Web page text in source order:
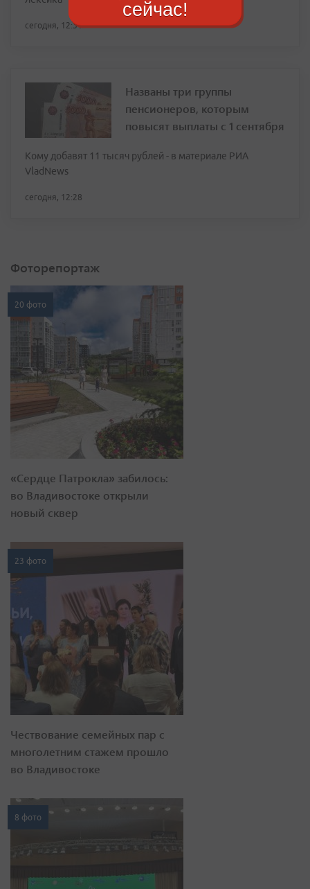
сегодня, 12:31
Названы три группы
пенсионеров, которым
повысят выплаты с 1 сентября
Кому добавят 11 тысяч рублей - в материале РИА
VladNews
сегодня, 12:28
Фоторепортаж
20 фото
«Сердце Патрокла» забилось:
во Владивостоке открыли
новый сквер
23 фото
Чествование семейных пар с
многолетним стажем прошло
во Владивостоке
8 фото
сейчас!